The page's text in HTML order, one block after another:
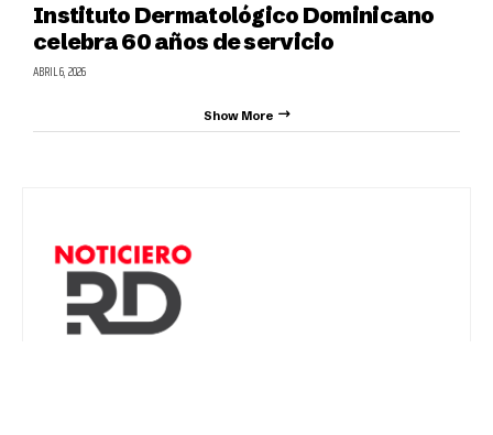
Instituto Dermatológico Dominicano
celebra 60 años de servicio
ABRIL 6, 2026
Show More